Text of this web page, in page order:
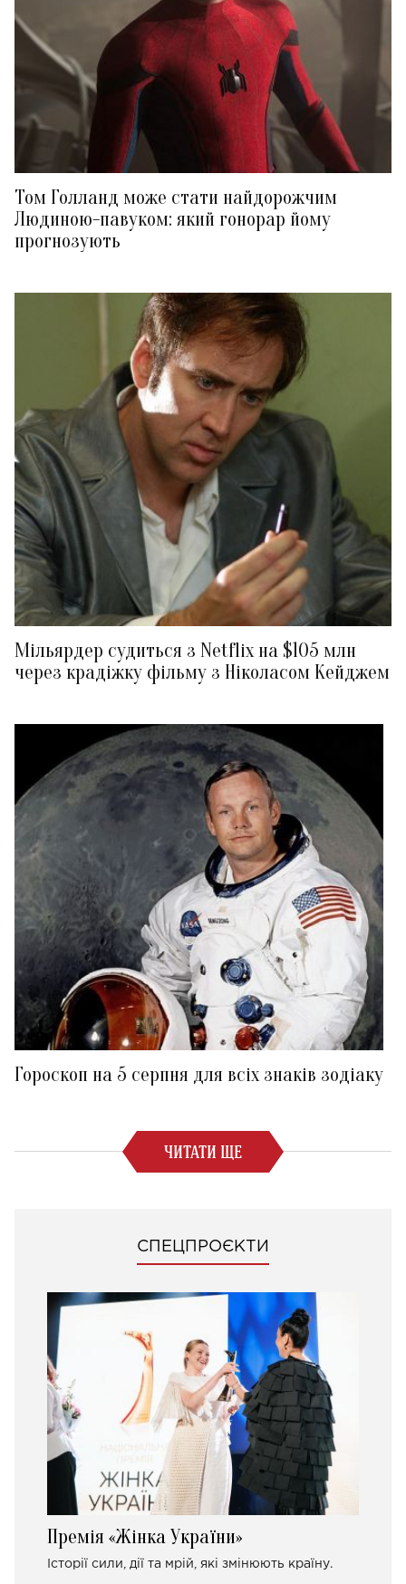
Том Голланд може стати найдорожчим
Людиною-павуком: який гонорар йому
прогнозують
Мільярдер судиться з Netflix на $105 млн
через крадіжку фільму з Ніколасом Кейджем
Гороскоп на 5 серпня для всіх знаків зодіаку
ЧИТАТИ ЩЕ
СПЕЦПРОЄКТИ
Премія «Жінка України»
Історії сили, дії та мрій, які змінюють країну.